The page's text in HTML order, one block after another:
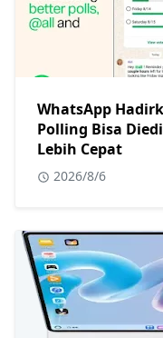
WhatsApp
Polling Bisa
Lebih Cepat
2026/8/6